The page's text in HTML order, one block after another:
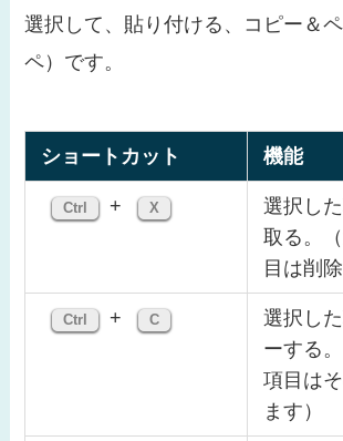
選択して、貼り付ける、コピー＆
ペ）です。
ショートカット 機能
Ctrl + X
選択し
取る。
目は削
Ctrl + C
選択し
ーする
項目は
ます）